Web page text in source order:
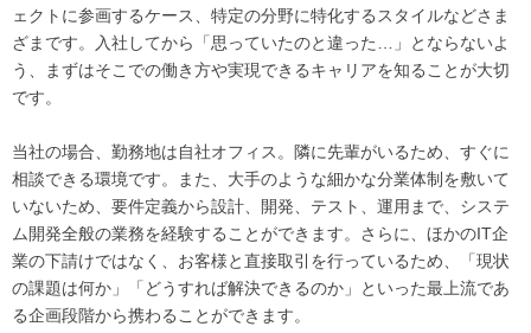
ェクトに参画するケース、特定の分野に特化するスタイルなどさま
ざまです。入社してから「思っていたのと違った…」とならないよ
う、まずはそこでの働き方や実現できるキャリアを知ることが大切
です。
当社の場合、勤務地は自社オフィス。隣に先輩がいるため、すぐに
相談できる環境です。また、大手のような細かな分業体制を敷いて
いないため、要件定義から設計、開発、テスト、運用まで、システ
ム開発全般の業務を経験することができます。さらに、ほかのIT企
業の下請けではなく、お客様と直接取引を行っているため、「現状
の課題は何か」「どうすれば解決できるのか」といった最上流であ
る企画段階から携わることができます。